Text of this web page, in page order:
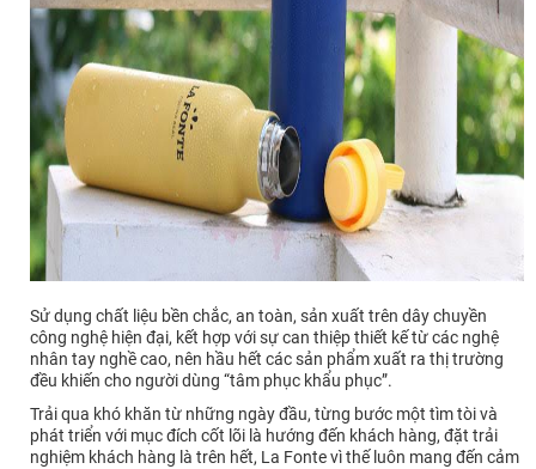
Sử dụng chất liệu bền chắc, an toàn, sản xuất trên dây chuyền
công nghệ hiện đại, kết hợp với sự can thiệp thiết kế từ các nghệ
nhân tay nghề cao, nên hầu hết các sản phẩm xuất ra thị trường
đều khiến cho người dùng “tâm phục khẩu phục”.
Trải qua khó khăn từ những ngày đầu, từng bước một tìm tòi và
phát triển với mục đích cốt lõi là hướng đến khách hàng, đặt trải
nghiệm khách hàng là trên hết, La Fonte vì thế luôn mang đến cảm